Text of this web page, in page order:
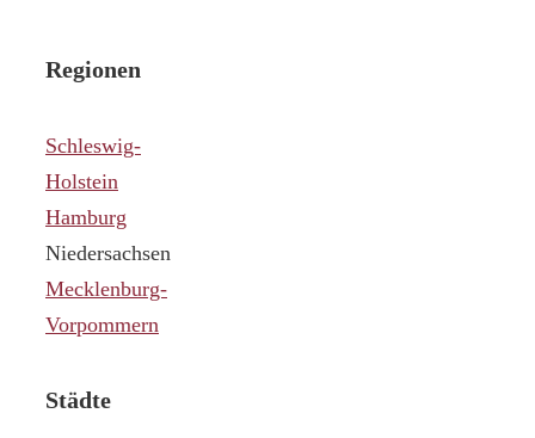
Regionen
Schleswig-
Holstein
Hamburg
Niedersachsen
Mecklenburg-
Vorpommern
Städte